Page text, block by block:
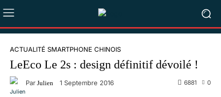
ACTUALITÉ SMARTPHONE CHINOIS
LeEco Le 2s : design définitif dévoilé !
Par Julien 1 Septembre 2016 0
6881